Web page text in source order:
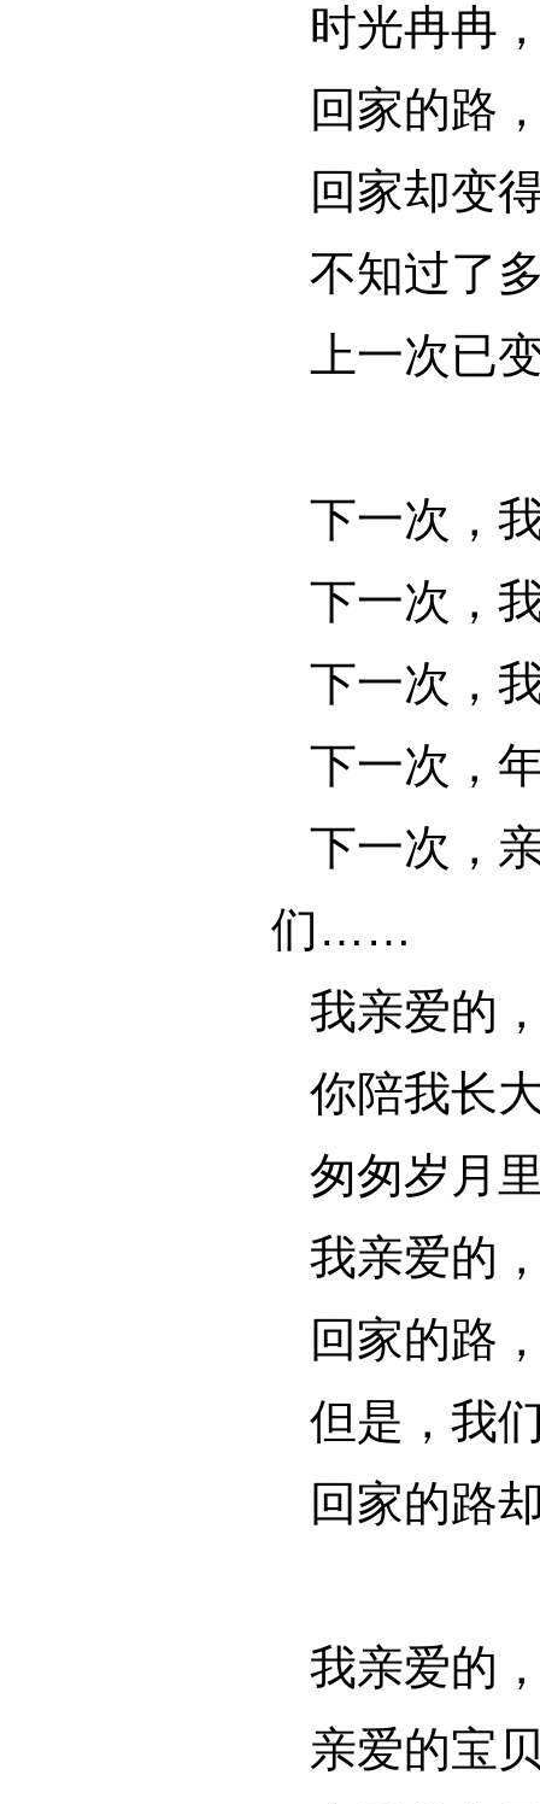
时光冉冉
回家的路
回家却变
不知过了
上一次已
下一次，
下一次，
下一次，
下一次，
下一次，
们……
我亲爱的
你陪我长
匆匆岁月
我亲爱的
回家的路
但是，我
回家的路
我亲爱的
亲爱的宝